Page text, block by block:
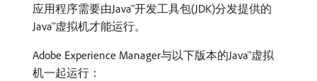
应用程序需要由Java™开发工具包(JDK)分发提供的
Java™虚拟机才能运行。
Adobe Experience Manager与以下版本的Java™虚拟
机一起运行：